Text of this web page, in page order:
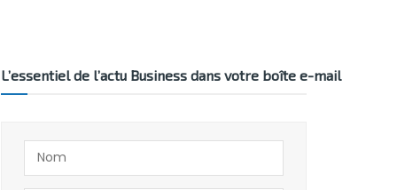
L’essentiel de l’actu Business dans votre boîte e-mail